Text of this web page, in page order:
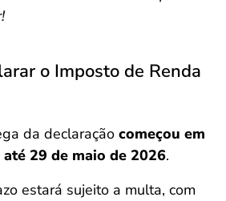
o Imposto de Renda
da declaração começou em
29 de maio de 2026.
estará sujeito a multa, com